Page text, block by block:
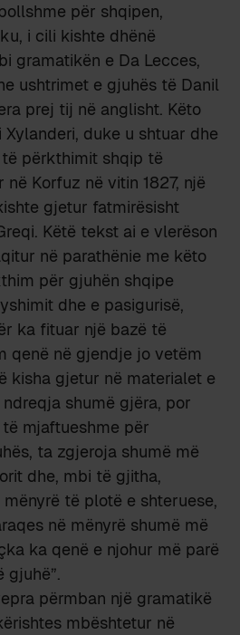
për shqipen,
i cili kishte dhënë
gramatikën e Da Lecces,
ushtrimet e gjuhës të Danil
prej tij në anglisht. Këto
duke u shtuar dhe
përkthimit shqip të
në Korfuz në vitin 1827, një
gjetur fatmirësisht
Këtë tekst ai e vlerëson
në parathënie me këto
për gjuhën shqipe
dhe e pasigurisë,
ka fituar një bazë të
qenë në gjendje jo vetëm
kisha gjetur në materialet e
shumë gjëra, por
mjaftueshme për
ta zgjeroja shumë më
dhe, mbi të gjitha,
të plotë e shteruese,
në mënyrë shumë më
ka qenë e njohur më parë
gjuhë”.
përmban një gramatikë
mbështetur në